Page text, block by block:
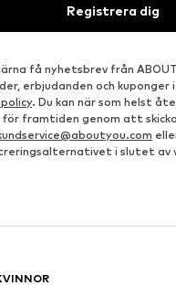
Registrera dig
få nyhetsbrev från
erbjudanden och kuponger
. Du kan när som helst
för framtiden genom att
i slutet av